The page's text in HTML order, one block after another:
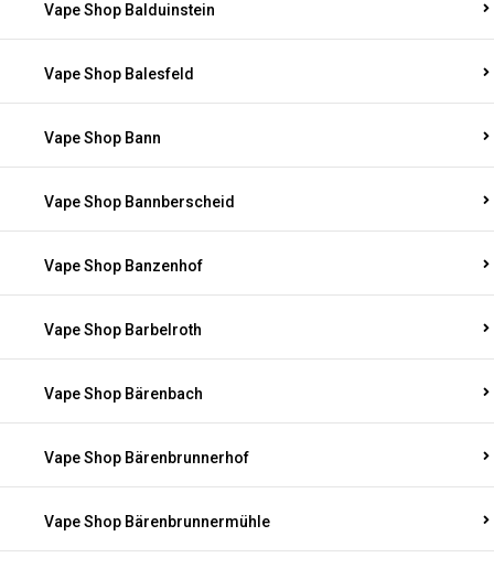
Vape Shop Balduinstein
Vape Shop Balesfeld
Vape Shop Bann
Vape Shop Bannberscheid
Vape Shop Banzenhof
Vape Shop Barbelroth
Vape Shop Bärenbach
Vape Shop Bärenbrunnerhof
Vape Shop Bärenbrunnermühle